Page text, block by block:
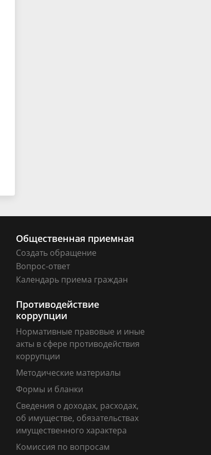
Общественная приемная
Создать обращение
Вопрос-ответ
Календарь приема граждан
Противодействие
коррупции
Нормативные правовые и иные
акты в сфере противодействия
коррупции
Методические материалы
Формы и бланки
Сведения о доходах, расходах,
об имуществе, обязательствах
имущественного характера
Комиссия по вопросам